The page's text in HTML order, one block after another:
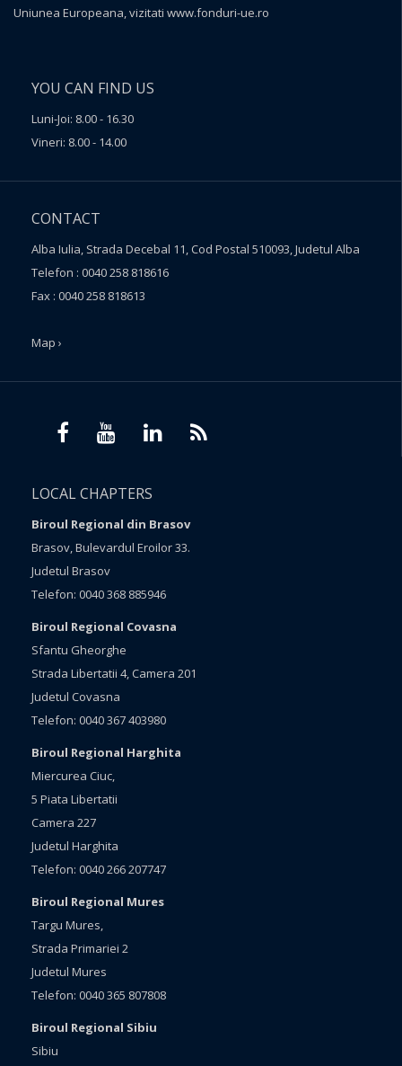
Uniunea Europeana, vizitati www.fonduri-ue.ro
YOU CAN FIND US
Luni-Joi: 8.00 - 16.30
Vineri: 8.00 - 14.00
CONTACT
Alba Iulia, Strada Decebal 11, Cod Postal 510093, Judetul Alba
Telefon : 0040 258 818616
Fax : 0040 258 818613
Map ›
LOCAL CHAPTERS
Biroul Regional din Brasov
Brasov, Bulevardul Eroilor 33.
Judetul Brasov
Telefon: 0040 368 885946
Biroul Regional Covasna
Sfantu Gheorghe
Strada Libertatii 4, Camera 201
Judetul Covasna
Telefon: 0040 367 403980
Biroul Regional Harghita
Miercurea Ciuc,
5 Piata Libertatii
Camera 227
Judetul Harghita
Telefon: 0040 266 207747
Biroul Regional Mures
Targu Mures,
Strada Primariei 2
Judetul Mures
Telefon: 0040 365 807808
Biroul Regional Sibiu
Sibiu